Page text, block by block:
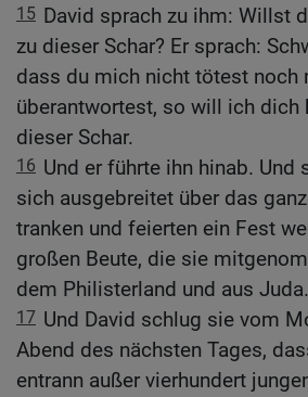
15 David sprach zu ihm: Willst
zu dieser Schar? Er sprach:
dass du mich nicht tötest noch
überantwortest, so will ich dich
dieser Schar.
16 Und er führte ihn hinab. Und
sich ausgebreitet über das
tranken und feierten ein Fest
großen Beute, die sie
dem Philisterland und aus Juda.
17 Und David schlug sie vom
Abend des nächsten Tages,
entrann außer vierhundert